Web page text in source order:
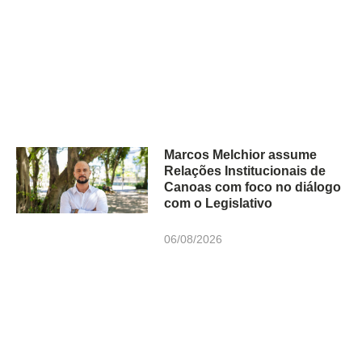
Marcos Melchior assume
Relações Institucionais de
Canoas com foco no diálogo
com o Legislativo
06/08/2026